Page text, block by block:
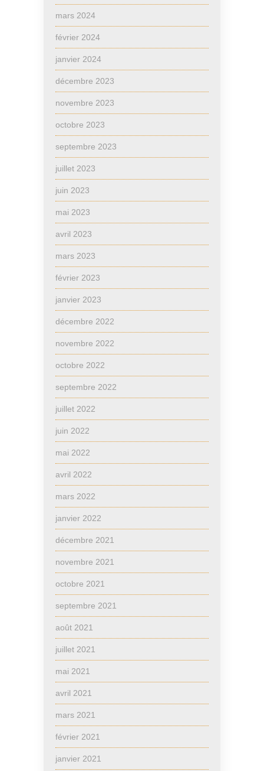
mars 2024
février 2024
janvier 2024
décembre 2023
novembre 2023
octobre 2023
septembre 2023
juillet 2023
juin 2023
mai 2023
avril 2023
mars 2023
février 2023
janvier 2023
décembre 2022
novembre 2022
octobre 2022
septembre 2022
juillet 2022
juin 2022
mai 2022
avril 2022
mars 2022
janvier 2022
décembre 2021
novembre 2021
octobre 2021
septembre 2021
août 2021
juillet 2021
mai 2021
avril 2021
mars 2021
février 2021
janvier 2021